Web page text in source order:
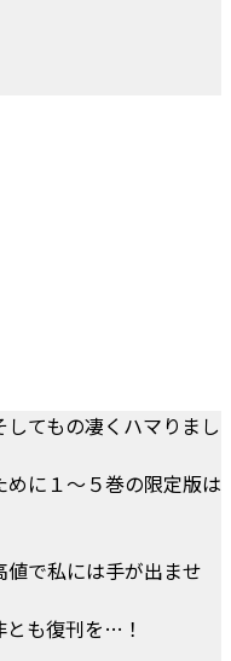
てもの凄くハマりまし
に１～５巻の限定版は
で私には手が出ませ
も復刊を…！